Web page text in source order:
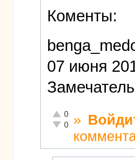
Коменты:
07 июня
Отлично!
0
Неадекватно!
0 »